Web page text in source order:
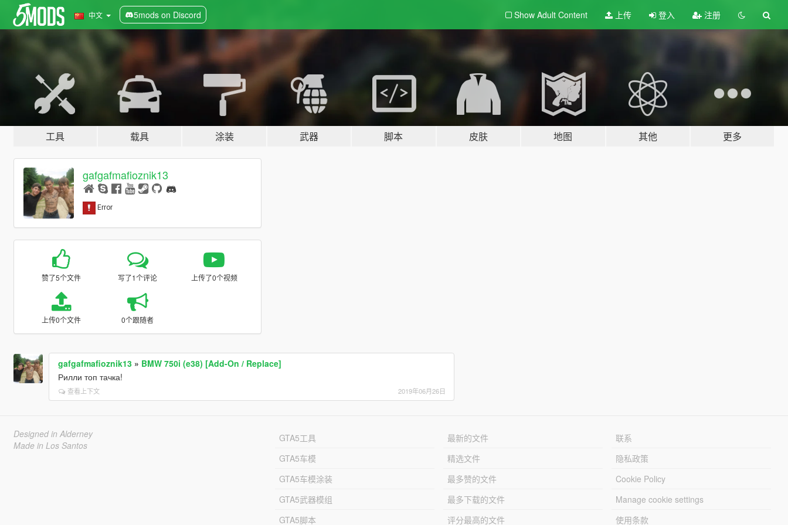
中文 5mods on Discord Show Adult Content 上传 登入 注册
工具 载具 涂装 武器 脚本 皮肤 地图 其他 更多
gafgafmafioznik13
赞了5个文件 写了1个评论 上传了0个视频
上传0个文件 0个跟随者
gafgafmafioznik13» BMW 750i (e38) [Add-On / Replace]
Рилли топ тачка!
查看上下文 2019年06月26日
Designed in Alderney
Made in Los Santos
GTA5工具
GTA5车模
GTA5车模涂装
GTA5武器模组
GTA5脚本
最新的文件
精选文件
最多赞的文件
最多下载的文件
评分最高的文件
联系
隐私政策
Cookie Policy
Manage cookie settings
使用条款